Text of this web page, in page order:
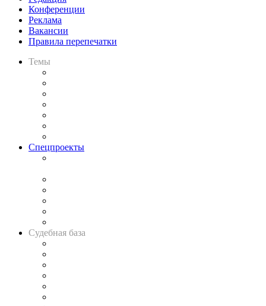
Конференции
Реклама
Вакансии
Правила перепечатки
Темы
Спецпроекты
Судебная база